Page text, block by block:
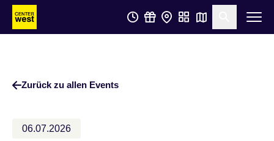
Zum
Hauptinhalt
Zum
Footer
Suche
Zurück zu allen Events
06.07.2026